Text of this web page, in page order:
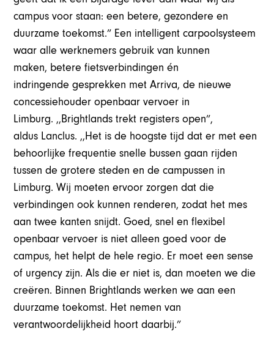
campus voor staan: een betere, gezondere en
duurzame toekomst.” Een intelligent carpoolsysteem
waar alle werknemers gebruik van kunnen
maken, betere fietsverbindingen én
indringende gesprekken met Arriva, de nieuwe
concessiehouder openbaar vervoer in
Limburg. ,,Brightlands trekt registers open”,
aldus Lanclus. ,,Het is de hoogste tijd dat er met een
behoorlijke frequentie snelle bussen gaan rijden
tussen de grotere steden en de campussen in
Limburg. Wij moeten ervoor zorgen dat die
verbindingen ook kunnen renderen, zodat het mes
aan twee kanten snijdt. Goed, snel en flexibel
openbaar vervoer is niet alleen goed voor de
campus, het helpt de hele regio. Er moet een sense
of urgency zijn. Als die er niet is, dan moeten we die
creëren. Binnen Brightlands werken we aan een
duurzame toekomst. Het nemen van
verantwoordelijkheid hoort daarbij.”